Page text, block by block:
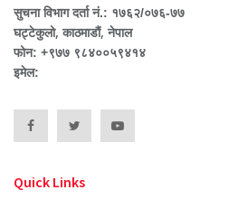
सुचना विभाग दर्ता नं.: १७६२/०७६-७७
घट्टेकुलो, काठमाडौं, नेपाल
फोन: +९७७ ९८४००५९४१४
इमेल:
Quick Links